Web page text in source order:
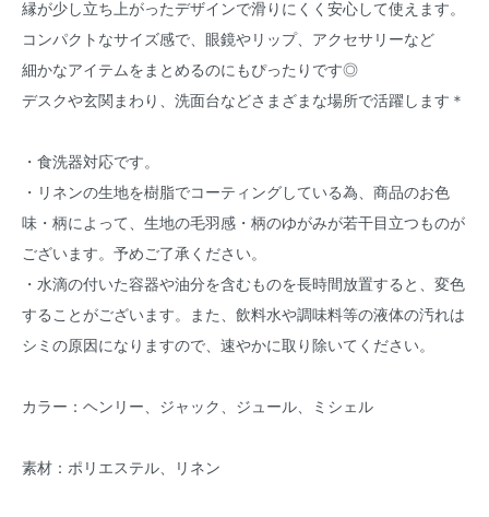
縁が少し立ち上がったデザインで滑りにくく安心して使えます。
コンパクトなサイズ感で、眼鏡やリップ、アクセサリーなど
細かなアイテムをまとめるのにもぴったりです◎
デスクや玄関まわり、洗面台などさまざまな場所で活躍します＊
・食洗器対応です。
・リネンの生地を樹脂でコーティングしている為、商品のお色
味・柄によって、生地の毛羽感・柄のゆがみが若干目立つものが
ございます。予めご了承ください。
・水滴の付いた容器や油分を含むものを長時間放置すると、変色
することがございます。また、飲料水や調味料等の液体の汚れは
シミの原因になりますので、速やかに取り除いてください。
カラー：ヘンリー、ジャック、ジュール、ミシェル
素材：ポリエステル、リネン